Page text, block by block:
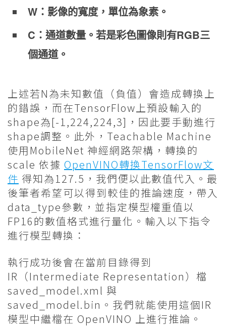
W：影像的寬度，單位為象素。
C：通道數量。若是彩色圖像則有RGB三
個通道。
上述若N為未知數值（負值）會造成轉換上
的錯誤，而在TensorFlow上預設輸入的
shape為[-1,224,224,3]，因此要手動進行
shape調整。此外，Teachable Machine
使用MobileNet 神經網路架構，轉換的
scale 依據 OpenVINO轉換TensorFlow文
件 得知為127.5，我們便以此數值代入。最
後筆者希望可以得到較佳的推論速度，帶入
data_type參數，並指定模型權重值以
FP16的數值格式進行量化。輸入以下指令
進行模型轉換：
執行成功後會在當前目錄得到
IR（Intermediate Representation）檔
saved_model.xml 與
saved_model.bin。我們就能使用這個IR
模型中繼檔在 OpenVINO 上進行推論。